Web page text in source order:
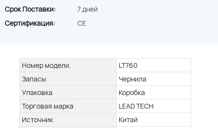
Срок Поставки:
7 дней
Сертификация:
CE
Номер модели.
LT760
Запасы
Чернила
Упаковка
Коробка
Торговая марка
LEAD TECH
Источник
Китай